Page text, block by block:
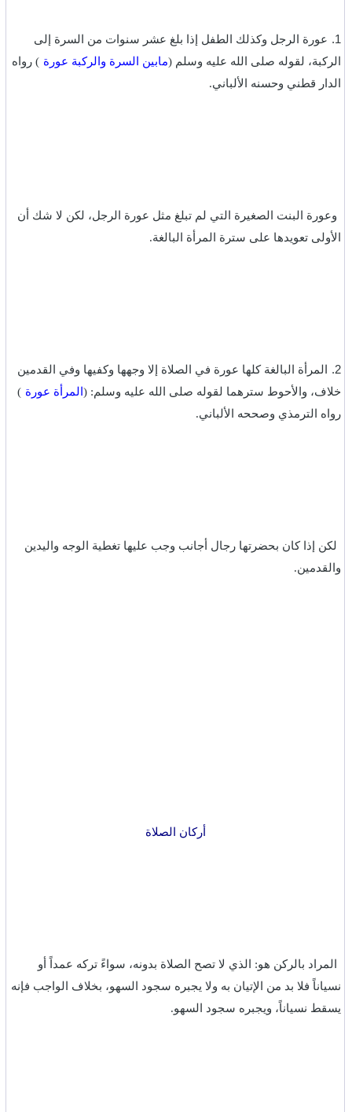
1.
عورة الرجل وكذلك الطفل إذا بلغ عشر سنوات من السرة إلى
الركبة، لقوله صلى الله عليه وسلم (مابين السرة والركبة عورة ) رواه
الدار قطني وحسنه الألباني.‏
وعورة البنت الصغيرة التي لم تبلغ مثل عورة الرجل، لكن لا شك أن
الأولى تعويدها على سترة المرأة البالغة.‏
‎2.
المرأة البالغة كلها عورة في الصلاة إلا وجهها وكفيها وفي القدمين
خلاف، والأحوط سترهما لقوله صلى الله عليه وسلم: ( المرأة عورة )
رواه الترمذي وصححه الألباني.‏
لكن إذا كان بحضرتها رجال أجانب وجب عليها تغطية الوجه واليدين
والقدمين.‏
أركان الصلاة
المراد بالركن هو: الذي لا تصح الصلاة بدونه، سواءً تركه عمداً أو
نسياناً فلا بد من الإتيان به ولا يجبره سجود السهو، بخلاف الواجب فإنه
يسقط نسياناً، ويجبره سجود السهو.‏